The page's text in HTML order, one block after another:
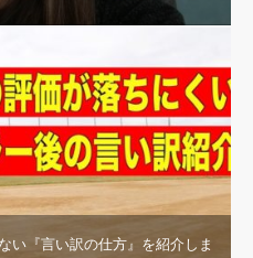
い『言い訳の仕方』を紹介しま